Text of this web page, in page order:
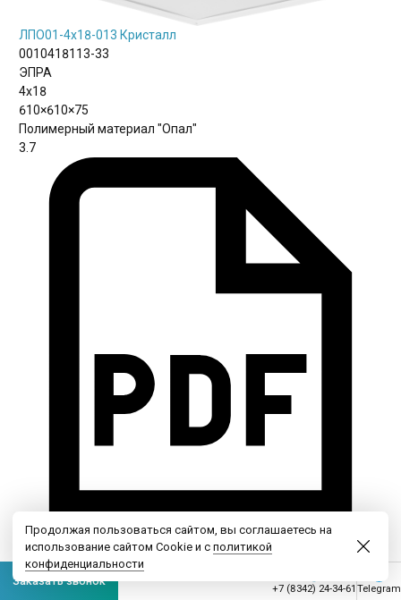
ЛПО01-4х18-013 Кристалл
0010418113-33
ЭПРА
4х18
610×610×75
Полимерный материал "Опал"
3.7
Продолжая пользоваться сайтом, вы соглашаетесь на
использование сайтом Cookie и с политикой
конфиденциальности
Заказать звонок
+7 (8342) 24-34-61 Telegram